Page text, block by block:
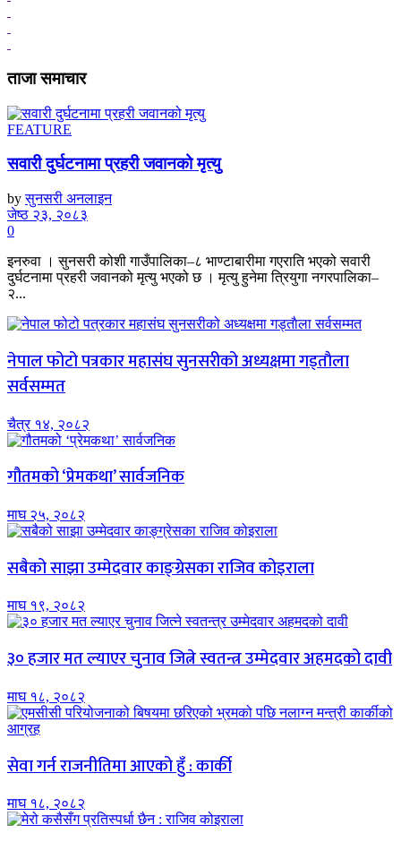
ताजा समाचार
FEATURE
सवारी दुर्घटनामा प्रहरी जवानको मृत्यु
by सुनसरी अनलाइन
जेष्ठ २३, २०८३
0
इनरुवा । सुनसरी कोशी गाउँपालिका–८ भाण्टाबारीमा गएराति भएको सवारी
दुर्घटनामा प्रहरी जवानको मृत्यु भएको छ । मृत्यु हुनेमा त्रियुगा नगरपालिका–
२...
नेपाल फोटो पत्रकार महासंघ सुनसरीको अध्यक्षमा गड्ताैला
सर्वसम्मत
चैत्र १४, २०८२
गौतमको ‘प्रेमकथा’ सार्वजनिक
माघ २५, २०८२
सबैको साझा उम्मेदवार काङ्ग्रेसका राजिव कोइराला
माघ १९, २०८२
३० हजार मत ल्याएर चुनाव जित्ने स्वतन्त्र उम्मेदवार अहमदको दावी
माघ १८, २०८२
सेवा गर्न राजनीतिमा आएको हुँ : कार्की
माघ १८, २०८२